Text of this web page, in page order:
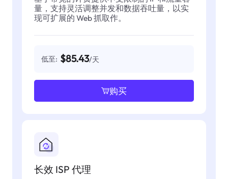
量，支持灵活调整并发和数据吞吐量，以实
现可扩展的 Web 抓取作。
低至: $85.43/天
购买
长效 ISP 代理